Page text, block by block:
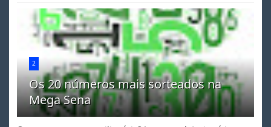
2
Os 20 números mais sorteados na
Mega Sena